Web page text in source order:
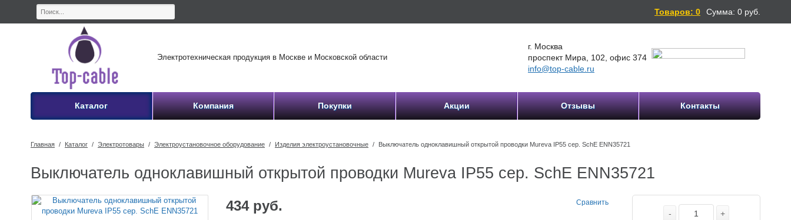
Товаров: 0 Сумма: 0 руб.
Электротехническая продукция в Москве и Московской области
г. Москва
проспект Мира, 102, офис 374
info@top-cable.ru
Каталог Компания Покупки Акции Отзывы Контакты
Главная / Каталог / Электротовары / Электроустановочное оборудование / Изделия электроустановочные / Выключатель одноклавишный открытой проводки Mureva IP55 сер. SchE ENN35721
Выключатель одноклавишный открытой проводки Mureva IP55 сер. SchE ENN35721
Сравнить
434 руб. - +